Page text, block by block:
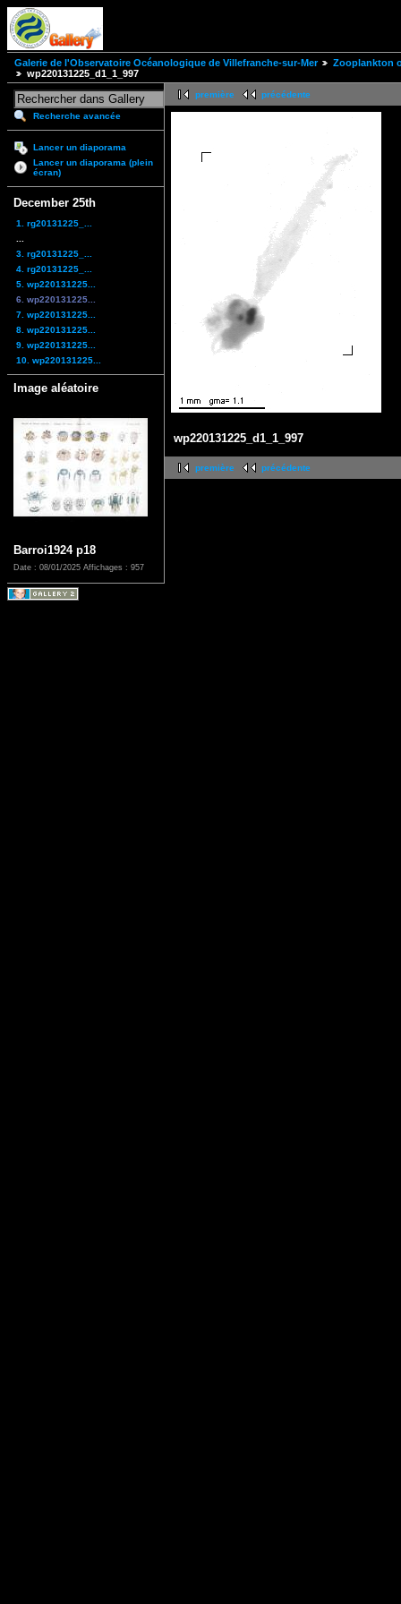
Galerie de l'Observatoire Océanologique de Villefranche-sur-Mer
Zooplankton
wp220131225_d1_1_997
Recherche avancée
Lancer un diaporama
Lancer un diaporama (plein
écran)
December 25th
1. rg20131225_...
3. rg20131225_...
4. rg20131225_...
5. wp220131225...
6. wp220131225...
7. wp220131225...
8. wp220131225...
9. wp220131225...
10. wp220131225...
Image aléatoire
Barroi1924 p18
Date : 08/01/2025 Affichages : 957
première précédente
wp220131225_d1_1_997
première précédente